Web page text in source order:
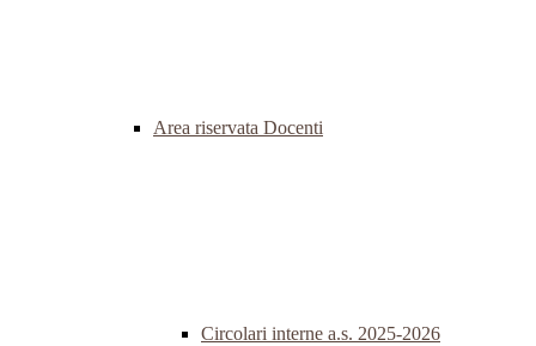
Area riservata Docenti
Circolari interne a.s. 2025-2026